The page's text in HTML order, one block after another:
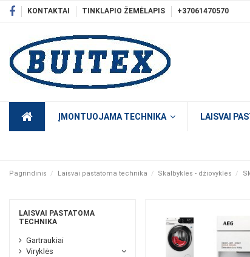
KONTAKTAI TINKLAPIO ŽEMĖLAPIS +37061470570
ĮMONTUOJAMA TECHNIKA LAISVAI
Pagrindinis Laisvai pastatoma technika Skalbyklės - džiovyklės
LAISVAI PASTATOMA
TECHNIKA
Gartraukiai
Viryklės